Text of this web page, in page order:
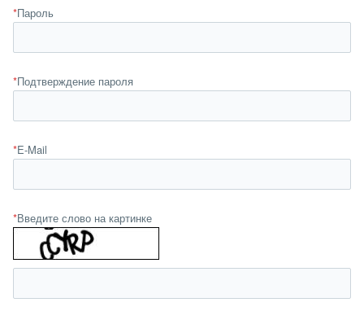
*Пароль
*Подтверждение пароля
*E-Mail
*Введите слово на картинке